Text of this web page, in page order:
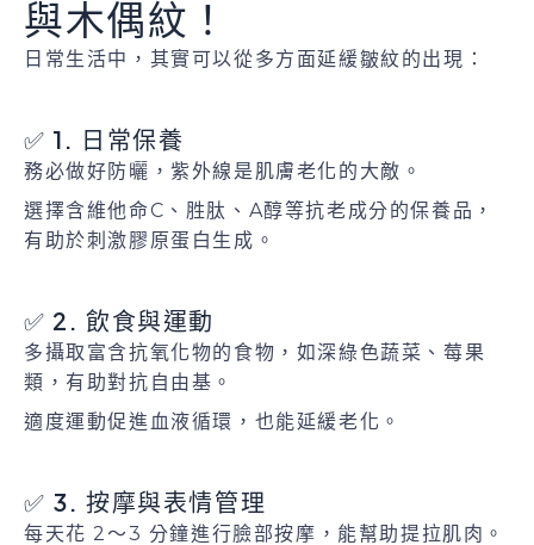
與木偶紋！
日常生活中，其實可以從多方面延緩皺紋的出現：
✅ 1. 日常保養
務必做好防曬，紫外線是肌膚老化的大敵。
選擇含維他命C、胜肽、A醇等抗老成分的保養品，
有助於刺激膠原蛋白生成。
✅ 2. 飲食與運動
多攝取富含抗氧化物的食物，如深綠色蔬菜、莓果
類，有助對抗自由基。
適度運動促進血液循環，也能延緩老化。
✅ 3. 按摩與表情管理
每天花 2～3 分鐘進行臉部按摩，能幫助提拉肌肉。